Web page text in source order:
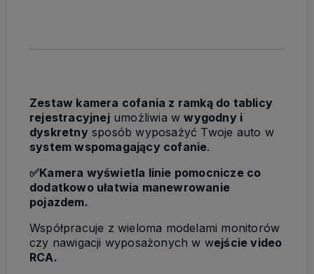
Zestaw kamera cofania z ramką do tablicy
rejestracyjnejumożliwia wwygodny i
dyskretnysposób wyposażyć Twoje auto w
system wspomagający cofanie.
✅Kamera wyświetla linie pomocnicze co
dodatkowo ułatwia manewrowanie
pojazdem.
Współpracuje z wieloma modelami monitorów
czy nawigacji wyposażonych w wejście video
RCA.